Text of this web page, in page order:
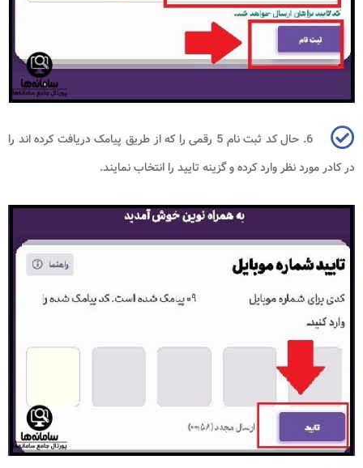
6. حال کد ثبت نام 5 رقمی را که از طریق پیامک دریافت کرده اند را
در کادر مورد نظر وارد کرده و گزینه تایید را انتخاب نمایند.